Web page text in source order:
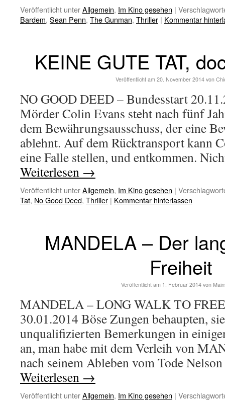
Veröffentlicht unterAllgemein, Im Kino gesehen |
Bardem, Sean Penn, The Gunman, Thriller | Kommentar
KEINE GUTE TAT,
Veröffentlicht am 20. November 2014 von
NO GOOD DEED – Bundesstart
Mörder Colin Evans steht nach fünf
dem Bewährungsausschuss, der eine
ablehnt. Auf dem Rücktransport kann
eine Falle stellen, und entkommen.
Weiterlesen →
Veröffentlicht unterAllgemein, Im Kino gesehen |
Tat, No Good Deed, Thriller | Kommentar hinterlassen
MANDELA – Der
Freiheit
Veröffentlicht am 1. Februar 2014 von
MANDELA – LONG WALK TO
30.01.2014 Böse Zungen behaupten,
unqualifizierten Bemerkungen in
an, man habe mit dem Verleih von
nach seinem Ableben vom Tode
Weiterlesen →
Veröffentlicht unterAllgemein, Im Kino gesehen |